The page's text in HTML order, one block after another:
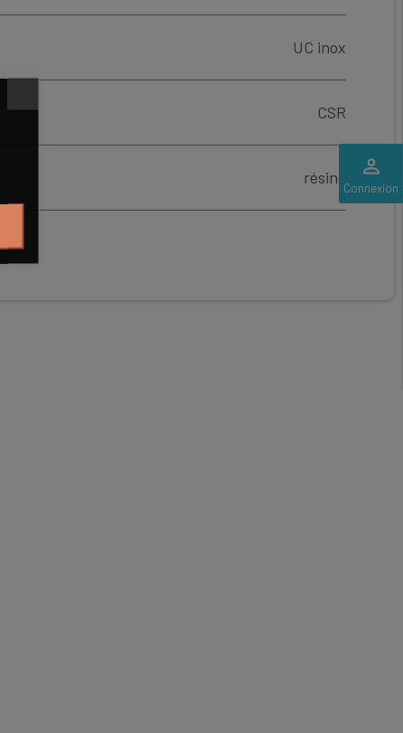
perm_identity
Connexion
UC inox
CSR
résine